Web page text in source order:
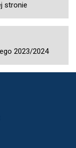
stronie
2023/2024